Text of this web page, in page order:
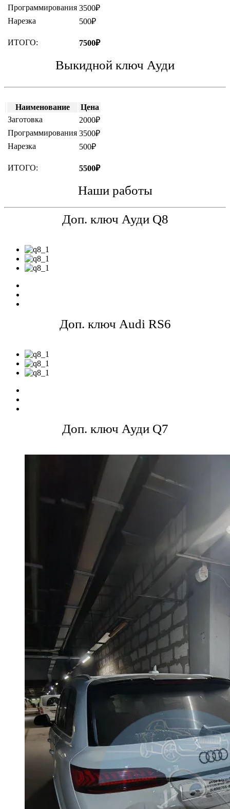
Программирования 3500₽
Нарезка
500₽
ИТОГО: 7500₽
Выкидной ключ Ауди
Наименование
Цена
Заготовка
2000₽
Программирования 3500₽
Нарезка
500₽
ИТОГО: 5500₽
Наши работы
Доп. ключ Ауди Q8
Доп. ключ Audi RS6
Доп. ключ Ауди Q7